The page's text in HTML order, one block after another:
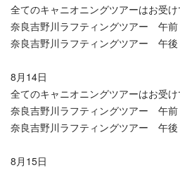
全てのキャニオニングツアーはお受
奈良吉野川ラフティングツアー 午
奈良吉野川ラフティングツアー 午
8月14日
全てのキャニオニングツアーはお受
奈良吉野川ラフティングツアー 午
奈良吉野川ラフティングツアー 午
8月15日